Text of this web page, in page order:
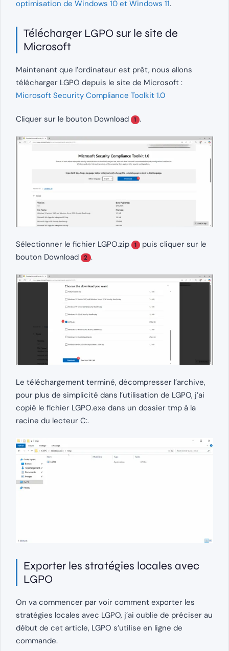
optimisation de Windows 10 et Windows 11.
Télécharger LGPO sur le site de
Microsoft
Maintenant que l’ordinateur est prêt, nous allons
télécharger LGPO depuis le site de Microsoft :
Microsoft Security Compliance Toolkit 1.0
Cliquer sur le bouton Download 1 .
Sélectionner le fichier LGPO.zip 1 puis cliquer sur le
bouton Download
2 .
Le téléchargement terminé, décompresser l’archive,
pour plus de simplicité dans l’utilisation de LGPO, j’ai
copié le fichier LGPO.exe dans un dossier tmp à la
racine du lecteur C:.
Exporter les stratégies locales avec
LGPO
On va commencer par voir comment exporter les
stratégies locales avec LGPO, j’ai oublie de préciser au
début de cet article, LGPO s’utilise en ligne de
commande.